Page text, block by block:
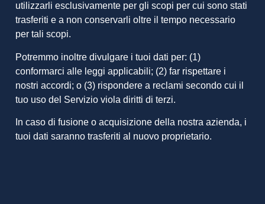
utilizzarli esclusivamente per gli scopi per cui sono stati
trasferiti e a non conservarli oltre il tempo necessario
per tali scopi.
Potremmo inoltre divulgare i tuoi dati per: (1)
conformarci alle leggi applicabili; (2) far rispettare i
nostri accordi; o (3) rispondere a reclami secondo cui il
tuo uso del Servizio viola diritti di terzi.
In caso di fusione o acquisizione della nostra azienda, i
tuoi dati saranno trasferiti al nuovo proprietario.